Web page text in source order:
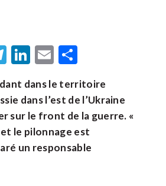
Telegram
LinkedIn
Email
dans le territoire
dans l’est de l’Ukraine
sur le front de la guerre. «
et le pilonnage est
un responsable